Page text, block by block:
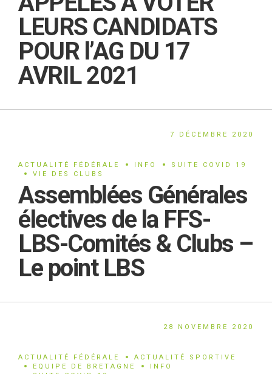
LEURS CANDIDATS
POUR l’AG DU 17
AVRIL 2021
7 DÉCEMBRE 2020
ACTUALITÉ FÉDÉRALE INFO
SUITE COVID 19
VIE DES CLUBS
Assemblées Générales
électives de la FFS-
LBS-Comités & Clubs –
Le point LBS
28 NOVEMBRE 2020
ACTUALITÉ FÉDÉRALE
ACTUALITÉ SPORTIVE
EQUIPE DE BRETAGNE
INFO